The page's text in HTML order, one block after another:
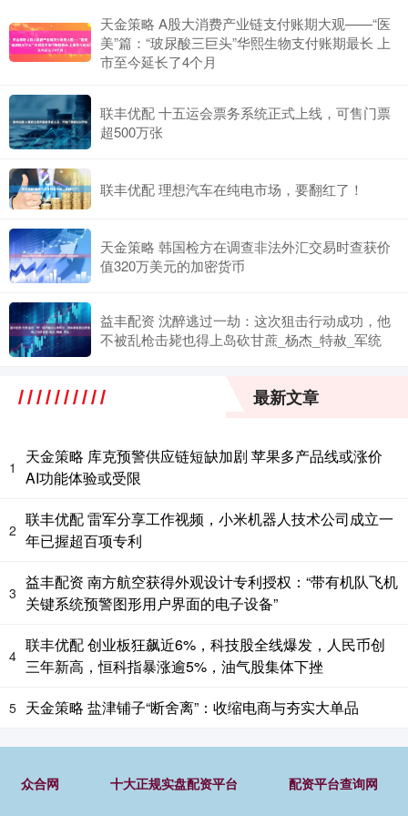
天金策略 A股大消费产业链支付账期大观——“医
美”篇：“玻尿酸三巨头”华熙生物支付账期最长 上
市至今延长了4个月
联丰优配 十五运会票务系统正式上线，可售门票
超500万张
联丰优配 理想汽车在纯电市场，要翻红了！
天金策略 韩国检方在调查非法外汇交易时查获价
值320万美元的加密货币
益丰配资 沈醉逃过一劫：这次狙击行动成功，他
不被乱枪击毙也得上岛砍甘蔗_杨杰_特赦_军统
最新文章
1
天金策略 库克预警供应链短缺加剧 苹果多产品线或涨价
AI功能体验或受限
2
联丰优配 雷军分享工作视频，小米机器人技术公司成立一
年已握超百项专利
3
益丰配资 南方航空获得外观设计专利授权：“带有机队飞机
关键系统预警图形用户界面的电子设备”
4
联丰优配 创业板狂飙近6%，科技股全线爆发，人民币创
三年新高，恒科指暴涨逾5%，油气股集体下挫
5 天金策略 盐津铺子“断舍离”：收缩电商与夯实大单品
众合网 十大正规实盘配资平台 配资平台查询网